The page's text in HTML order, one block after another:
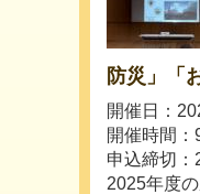
防災」「
開催日：
開催時間
申込締切：
2025年度